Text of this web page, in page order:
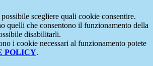
scegliere quali cookie consentire.
quelli che consentono il funzionamento della
disabilitarli.
i cookie necessari al funzionamento potete
POLICY.